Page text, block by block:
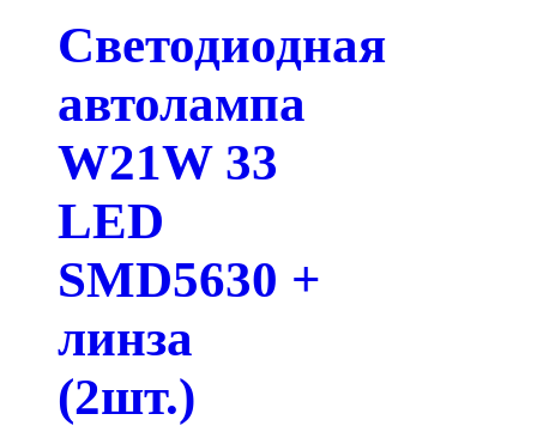
Светодиодная
автолампа
W21W 33
LED
SMD5630 +
линза
(2шт.)